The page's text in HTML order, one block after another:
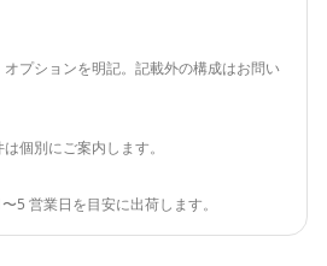
プションを明記。記載外の構成はお問い
個別にご案内します。
5 営業日を目安に出荷します。